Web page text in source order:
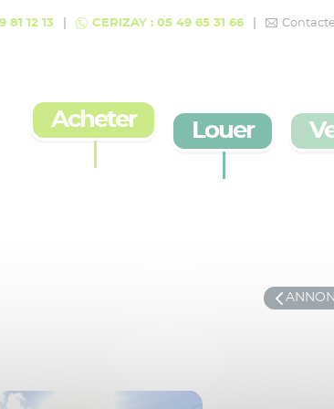
81 12 13 CERIZAY : 05 49 65 31 66
Acheter Louer